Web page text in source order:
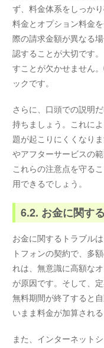
ず、料金体系をしっか
料金とオプション料金
際の請求金額が異なる
認することが大切です
すことが欠かせません
ックです。
さらに、口頭での説明
持ちましょう。これに
題が起こりにくくなり
やアフターサービスの
これらの注意点を守る
用できるでしょう。
6.2. お金に関す
お金に関するトラブル
トフォンの契約で、多
れは、無意識に高額な
が原因です。そして、
無料期間が終了すると
いまま料金が加算され
また、インターネット